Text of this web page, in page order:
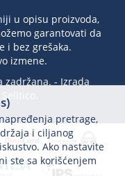
u opisu proizvoda,
garantovati da
i bez grešaka.
izmene.
zadržana. - Izrada
Selltico.
pretrage,
i ciljanog
Ako nastavite
ste sa korišćenjem